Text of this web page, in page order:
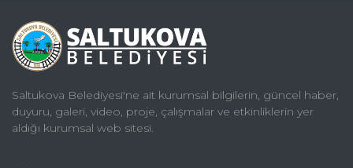
Saltukova Belediyesi'ne ait kurumsal bilgilerin, güncel haber,
duyuru, galeri, video, proje, çalışmalar ve etkinliklerin yer
aldığı kurumsal web sitesi.